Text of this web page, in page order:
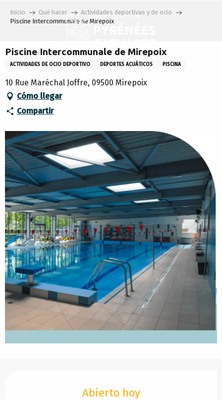
Inicio Qué hacer
Actividades deportivas y de ocio
Piscine Intercommunale de Mirepoix
Piscine Intercommunale de Mirepoix
ACTIVIDADES DE OCIO DEPORTIVO DEPORTES ACUÁTICOS PISCINA
10 Rue Maréchal Joffre, 09500 Mirepoix
Cómo llegar
Compartir
Abierto hoy